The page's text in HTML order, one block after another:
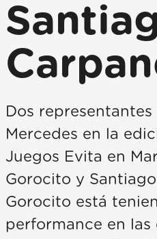
Dos
Mercedes en la
Juegos Evita en
Gorocito y
Gorocito está
performance en